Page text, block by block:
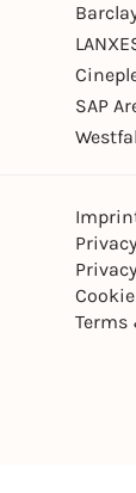
SAP